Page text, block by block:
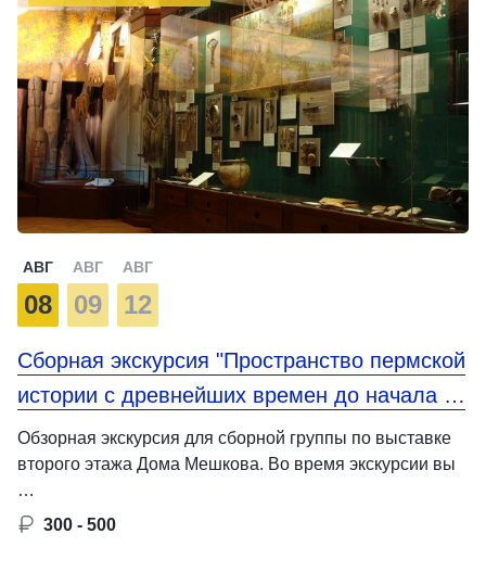
АВГ
08
АВГ
09
АВГ
12
Сборная экскурсия "Пространство пермской
истории с древнейших времен до начала …
Обзорная экскурсия для сборной группы по выставке
второго этажа Дома Мешкова. Во время экскурсии вы
…
300 - 500